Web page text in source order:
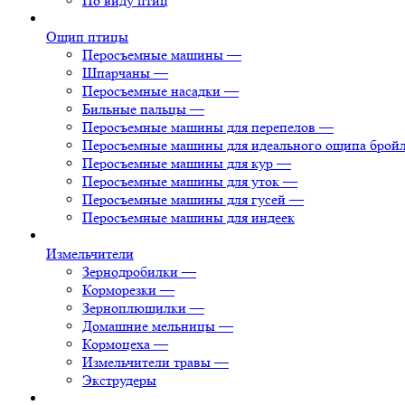
Ощип птицы
Перосъемные машины —
Шпарчаны —
Перосъемные насадки —
Бильные пальцы —
Перосъемные машины для перепелов —
Перосъемные машины для идеального ощипа
Перосъемные машины для кур —
Перосъемные машины для уток —
Перосъемные машины для гусей —
Перосъемные машины для индеек
Измельчители
Зернодробилки —
Корморезки —
Зерноплющилки —
Домашние мельницы —
Кормоцеха —
Измельчители травы —
Экструдеры